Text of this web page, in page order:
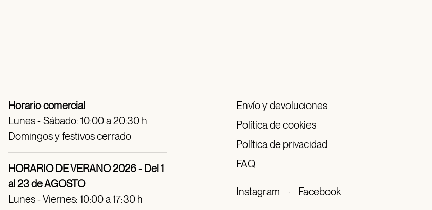
Horario comercial
Lunes - Sábado: 10:00 a 20:30 h
Domingos y festivos cerrado
HORARIO DE VERANO 2026 - Del 1
al 23 de AGOSTO
Lunes - Viernes: 10:00 a 17:30 h
Envío y devoluciones
Política de cookies
Política de privacidad
FAQ
Instagram · Facebook